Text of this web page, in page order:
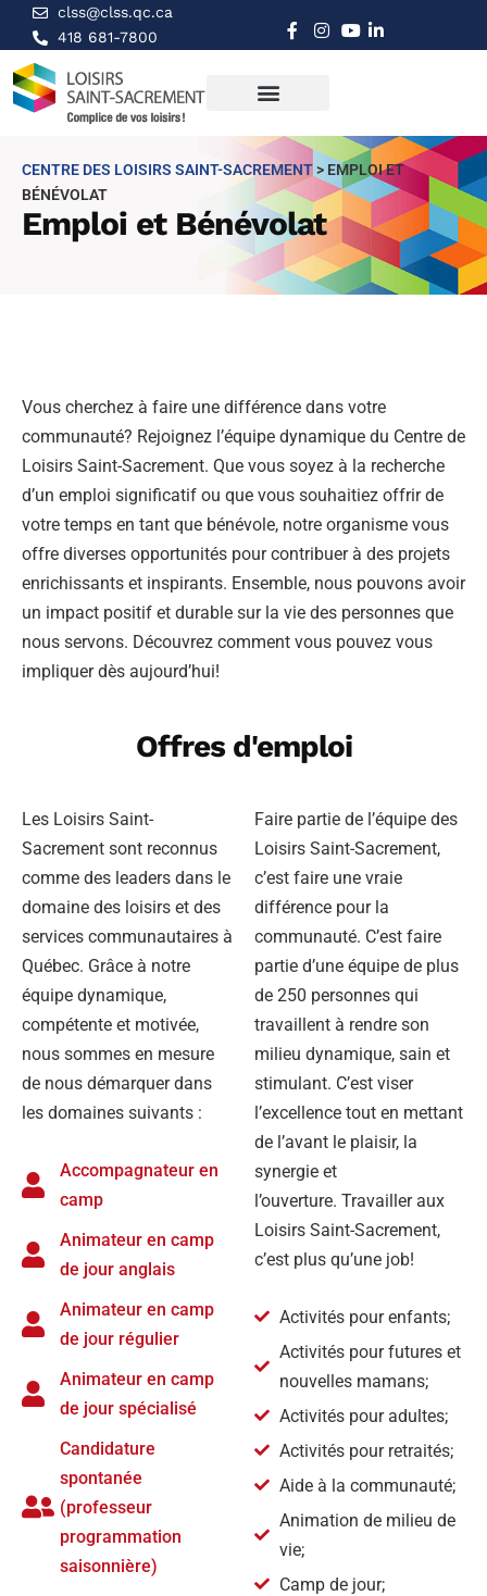
clss@clss.qc.ca
418 681-7800
Emploi et Bénévolat
CENTRE DES LOISIRS SAINT-SACREMENT> EMPLOI ET
BÉNÉVOLAT
Vous cherchez à faire une différence dans votre
communauté? Rejoignez l’équipe dynamique du Centre de
Loisirs Saint-Sacrement. Que vous soyez à la recherche
d’un emploi significatif ou que vous souhaitiez offrir de
votre temps en tant que bénévole, notre organisme vous
offre diverses opportunités pour contribuer à des projets
enrichissants et inspirants. Ensemble, nous pouvons avoir
un impact positif et durable sur la vie des personnes que
nous servons. Découvrez comment vous pouvez vous
impliquer dès aujourd’hui!
Offres d'emploi
Les Loisirs Saint-
Sacrement sont reconnus
comme des leaders dans le
domaine des loisirs et des
services communautaires à
Québec. Grâce à notre
équipe dynamique,
compétente et motivée,
nous sommes en mesure
de nous démarquer dans
les domaines suivants :
Accompagnateur en
camp
Animateur en camp
de jour anglais
Animateur en camp
de jour régulier
Animateur en camp
de jour spécialisé
Candidature
spontanée
(professeur
programmation
saisonnière)
Faire partie de l’équipe des
Loisirs Saint-Sacrement,
c’est faire une vraie
différence pour la
communauté. C’est faire
partie d’une équipe de plus
de 250 personnes qui
travaillent à rendre son
milieu dynamique, sain et
stimulant. C’est viser
l’excellence tout en mettant
de l’avant le plaisir, la
synergie et
l’ouverture. Travailler aux
Loisirs Saint-Sacrement,
c’est plus qu’une job!
Activités pour enfants;
Activités pour futures et
nouvelles mamans;
Activités pour adultes;
Activités pour retraités;
Aide à la communauté;
Animation de milieu de
vie;
Camp de jour;